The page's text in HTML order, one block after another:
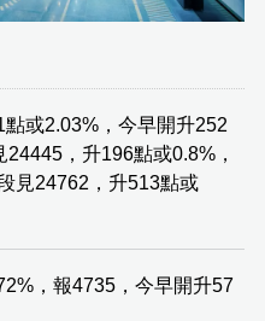
或2.03%，今早開升252
，升196點或0.8%，
見24762，升513點或
，報4735，今早開升57